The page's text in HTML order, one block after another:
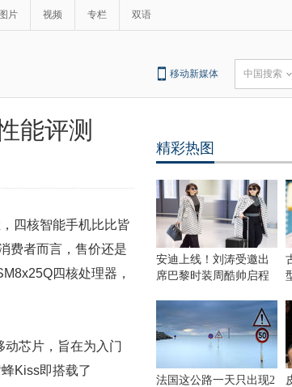
图片 视频 专栏 双语
移动新媒体 中国搜索
能评测
四核智能手机比比皆
费者而言，售价还是
四核处理器，
芯片，旨在为入门
Kiss即搭载了
精彩热图
安迪上线！刘涛受邀出
席巴黎时装周酷帅启程
法国这公路一天只出现2